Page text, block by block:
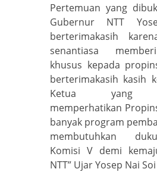
Pertemuan yang
Gubernur NTT
berterimakasih
senantiasa
khusus kepada
berterimakasih kasih
Ketua yang
memperhatikan
banyak program
membutuhkan
Komisi V demi
NTT” Ujar Yosep Nai Soi